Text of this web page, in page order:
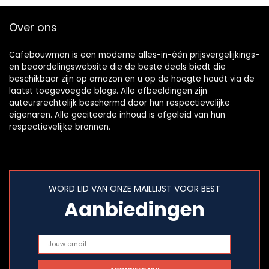
Over ons
Cafebouwman is een moderne alles-in-één prijsvergelijkings-
en beoordelingswebsite die de beste deals biedt die
beschikbaar zijn op amazon en u op de hoogte houdt via de
laatst toegevoegde blogs. Alle afbeeldingen zijn
auteursrechtelijk beschermd door hun respectievelijke
eigenaren. Alle geciteerde inhoud is afgeleid van hun
respectievelijke bronnen.
WORD LID VAN ONZE MAILLIJST VOOR BEST
Aanbiedingen